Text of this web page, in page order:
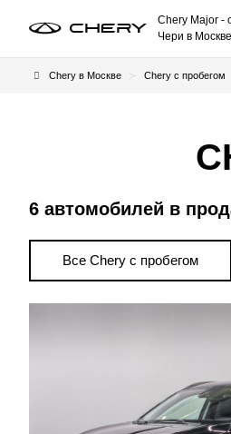
Chery Major -
Чери в Москве
Chery в Москве Chery с пробегом
6 автомобилей в
Все Chery с пробегом